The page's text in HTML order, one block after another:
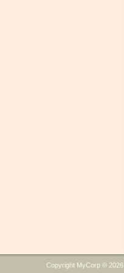
Copyright MyCorp © 2026